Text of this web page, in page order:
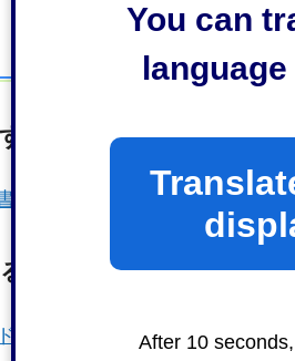
You can
After 10
る場合
（ワード：20KB）
質問がある場合
：18KB）